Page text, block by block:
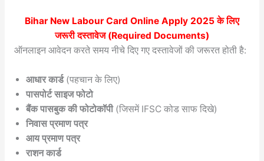
Bihar New Labour Card Online Apply 2025के लिए
जरूरी दस्तावेज (Required Documents)
ऑनलाइन आवेदन करते समय नीचे दिए गए दस्तावेजों की जरूरत होती है:
आधार कार्ड(पहचान के लिए)
पासपोर्ट साइज फोटो
बैंक पासबुक की फोटोकॉपी(जिसमें IFSC कोड साफ दिखे)
निवास प्रमाण पत्र
आय प्रमाण पत्र
राशन कार्ड